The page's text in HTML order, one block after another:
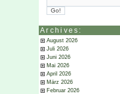
Archives:
August 2026
Juli 2026
Juni 2026
Mai 2026
April 2026
März 2026
Februar 2026